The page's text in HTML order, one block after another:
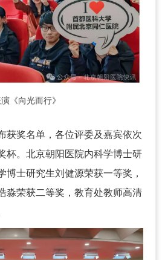
《向光而行》
获奖名单，各位评委及嘉宾依次
杯。北京朝阳医院内科学博士研
博士研究生刘健源荣获一等奖，
淼荣获二等奖，教育处教师高清